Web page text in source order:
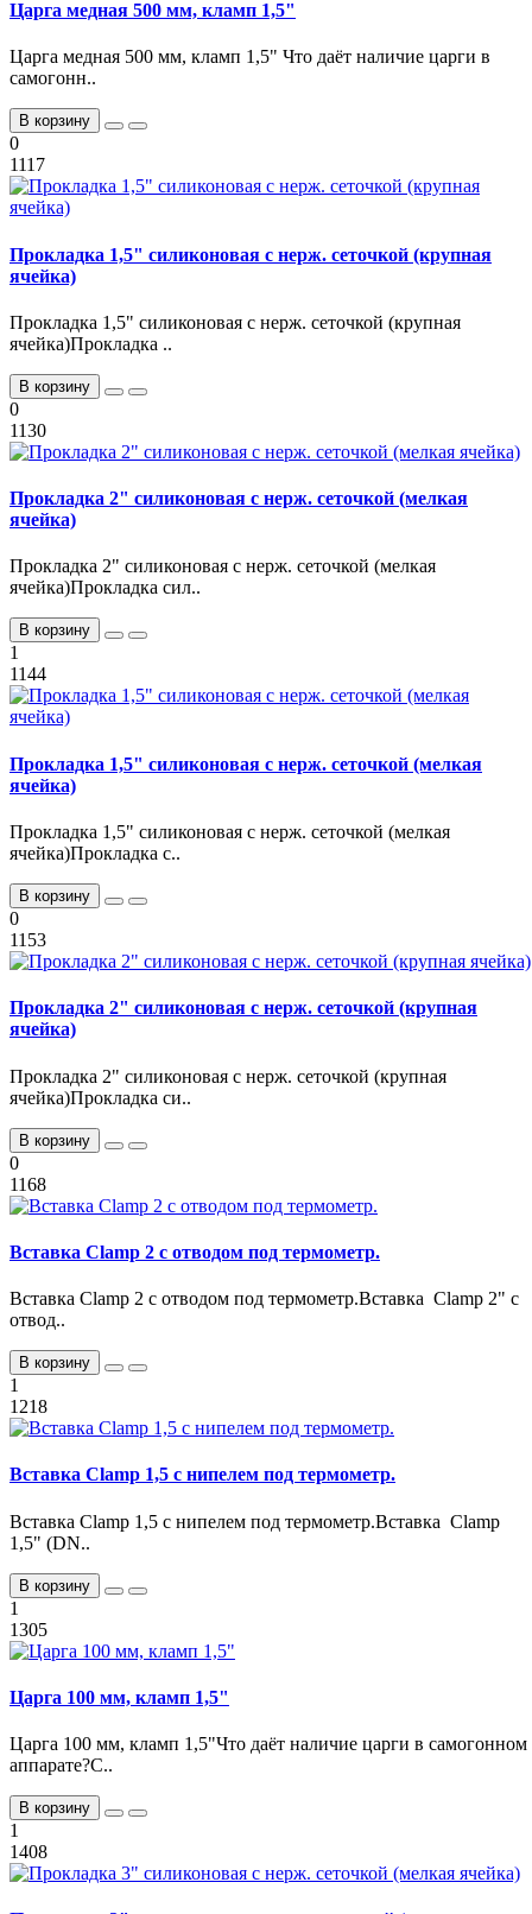
Царга медная 500 мм, кламп 1,5"
Царга медная 500 мм, кламп 1,5" Что даёт наличие царги в
самогонн..
В корзину
0
1117
Прокладка 1,5" силиконовая с нерж. сеточкой (крупная
ячейка)
Прокладка 1,5" силиконовая с нерж. сеточкой (крупная
ячейка)Прокладка ..
В корзину
0
1130
Прокладка 2" силиконовая с нерж. сеточкой (мелкая
ячейка)
Прокладка 2" силиконовая с нерж. сеточкой (мелкая
ячейка)Прокладка сил..
В корзину
1
1144
Прокладка 1,5" силиконовая с нерж. сеточкой (мелкая
ячейка)
Прокладка 1,5" силиконовая с нерж. сеточкой (мелкая
ячейка)Прокладка с..
В корзину
0
1153
Прокладка 2" силиконовая с нерж. сеточкой (крупная
ячейка)
Прокладка 2" силиконовая с нерж. сеточкой (крупная
ячейка)Прокладка си..
В корзину
0
1168
Вставка Clamp 2 с отводом под термометр.
Вставка Clamp 2 с отводом под термометр.Вставка Clamp 2" с
отвод..
В корзину
1
1218
Вставка Clamp 1,5 с нипелем под термометр.
Вставка Clamp 1,5 с нипелем под термометр.Вставка Clamp
1,5" (DN..
В корзину
1
1305
Царга 100 мм, кламп 1,5"
Царга 100 мм, кламп 1,5"Что даёт наличие царги в самогонном
аппарате?С..
В корзину
1
1408